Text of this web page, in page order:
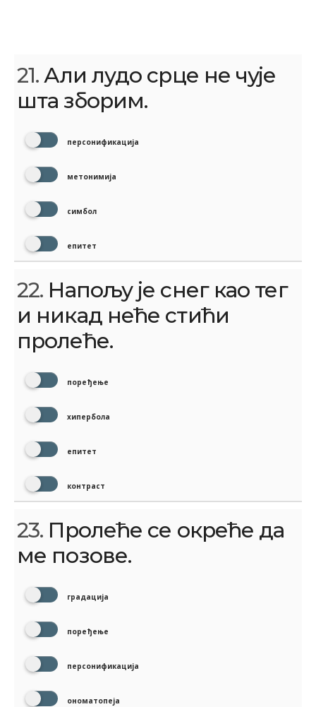
21.Али лудо срце не чује
шта зборим.
персонификација
метонимија
симбол
епитет
22. Напољу је снег као тег
и никад неће стићи
пролеће.
поређење
хипербола
епитет
контраст
23. Пролеће се окреће да
ме позове.
градација
поређење
персонификација
ономатопеја